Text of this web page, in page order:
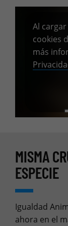
Al
cookies
más
MISMA
ESPECIE
Igualdad
ahora en el